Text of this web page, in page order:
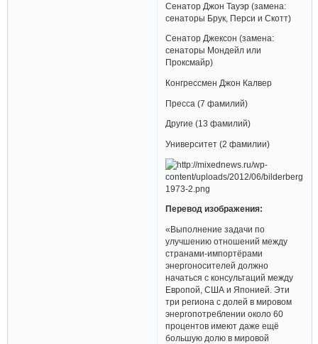
Сенатор Джон Тауэр (замена:
сенаторы Брук, Перси и Скотт)
Сенатор Джексон (замена:
сенаторы Мондейл или
Проксмайр)
Конгрессмен Джон Калвер
Пресса (7 фамилий)
Другие (13 фамилий)
Университет (2 фамилии)
Перевод изображения:
«Выполнение задачи по
улучшению отношений между
странами-импортёрами
энергоносителей должно
начаться с консультаций между
Европой, США и Японией. Эти
три региона с долей в мировом
энергопотреблении около 60
процентов имеют даже ещё
большую долю в мировой